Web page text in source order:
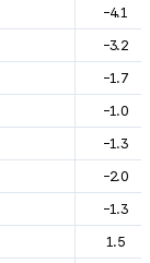
-4.1
-3.2
-1.7
-1.0
-1.3
-2.0
-1.3
1.5